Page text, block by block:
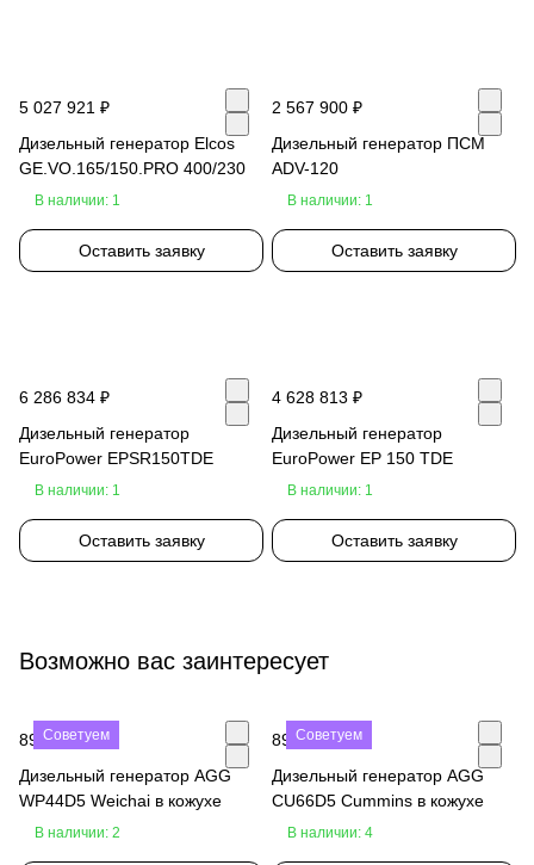
5 027 921 ₽
Дизельный генератор Elcos
GE.VO.165/150.PRO 400/230
В наличии: 1
Оставить заявку
2 567 900 ₽
Дизельный генератор ПСМ
ADV-120
В наличии: 1
Оставить заявку
6 286 834 ₽
Дизельный генератор
EuroPower EPSR150TDE
В наличии: 1
Оставить заявку
4 628 813 ₽
Дизельный генератор
EuroPower EP 150 TDE
В наличии: 1
Оставить заявку
Возможно вас заинтересует
Советуем
890 000 ₽
Дизельный генератор AGG
WP44D5 Weichai в кожухе
В наличии: 2
Советуем
890 000 ₽
Дизельный генератор AGG
CU66D5 Cummins в кожухе
В наличии: 4